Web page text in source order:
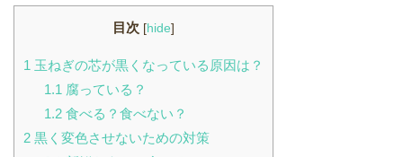
目次 [hide]
1 玉ねぎの芯が黒くなっている原因は？
1.1腐っている？
1.2食べる？食べない？
2 黒く変色させないための対策